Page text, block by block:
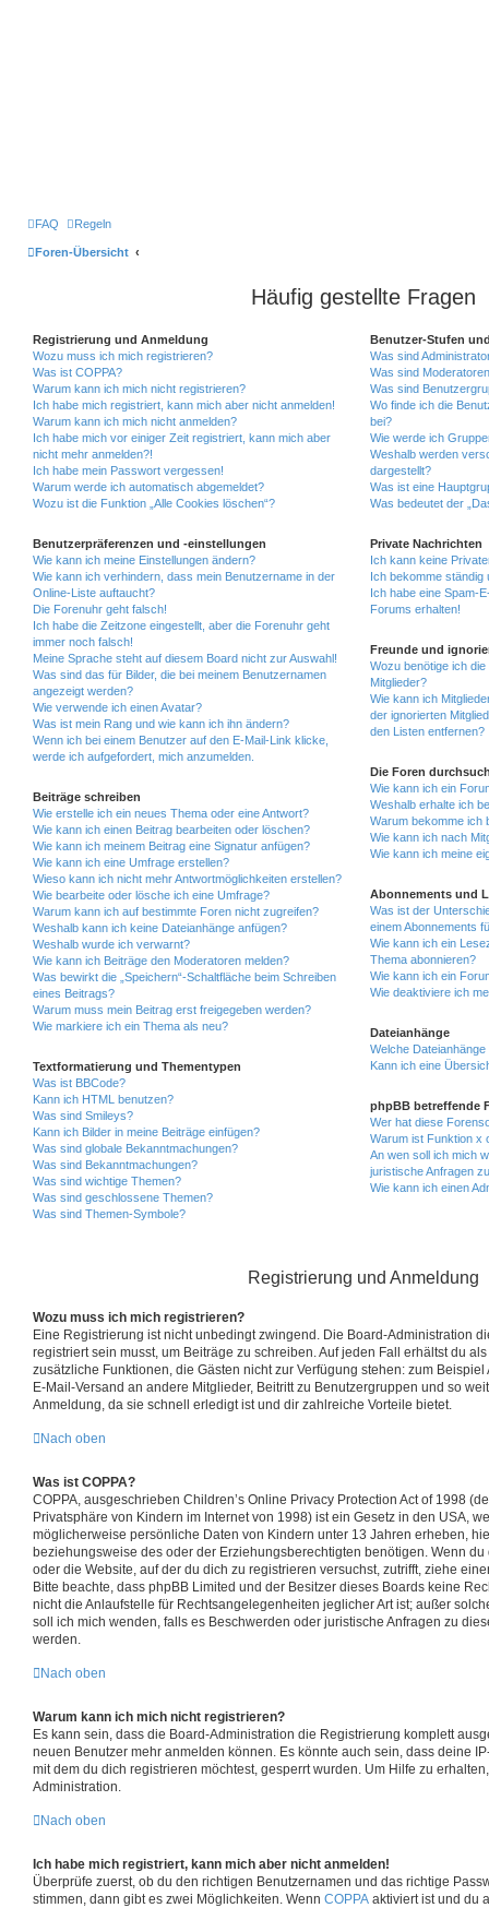
FAQ Regeln
Foren-Übersicht
Häufig gestellte Fragen
Registrierung und Anmeldung
Wozu muss ich mich registrieren?
Was ist COPPA?
Warum kann ich mich nicht registrieren?
Ich habe mich registriert, kann mich aber nicht anmelden!
Warum kann ich mich nicht anmelden?
Ich habe mich vor einiger Zeit registriert, kann mich aber
nicht mehr anmelden?!
Ich habe mein Passwort vergessen!
Warum werde ich automatisch abgemeldet?
Wozu ist die Funktion „Alle Cookies löschen“?
Benutzerpräferenzen und -einstellungen
Wie kann ich meine Einstellungen ändern?
Wie kann ich verhindern, dass mein Benutzername in der
Online-Liste auftaucht?
Die Forenuhr geht falsch!
Ich habe die Zeitzone eingestellt, aber die Forenuhr geht
immer noch falsch!
Meine Sprache steht auf diesem Board nicht zur Auswahl!
Was sind das für Bilder, die bei meinem Benutzernamen
angezeigt werden?
Wie verwende ich einen Avatar?
Was ist mein Rang und wie kann ich ihn ändern?
Wenn ich bei einem Benutzer auf den E-Mail-Link klicke,
werde ich aufgefordert, mich anzumelden.
Beiträge schreiben
Wie erstelle ich ein neues Thema oder eine Antwort?
Wie kann ich einen Beitrag bearbeiten oder löschen?
Wie kann ich meinem Beitrag eine Signatur anfügen?
Wie kann ich eine Umfrage erstellen?
Wieso kann ich nicht mehr Antwortmöglichkeiten erstellen?
Wie bearbeite oder lösche ich eine Umfrage?
Warum kann ich auf bestimmte Foren nicht zugreifen?
Weshalb kann ich keine Dateianhänge anfügen?
Weshalb wurde ich verwarnt?
Wie kann ich Beiträge den Moderatoren melden?
Was bewirkt die „Speichern“-Schaltfläche beim Schreiben
eines Beitrags?
Warum muss mein Beitrag erst freigegeben werden?
Wie markiere ich ein Thema als neu?
Textformatierung und Thementypen
Was ist BBCode?
Kann ich HTML benutzen?
Was sind Smileys?
Kann ich Bilder in meine Beiträge einfügen?
Was sind globale Bekanntmachungen?
Was sind Bekanntmachungen?
Was sind wichtige Themen?
Was sind geschlossene Themen?
Was sind Themen-Symbole?
Benutzer-Stufen
Was sind
Was sind
Was sind
Wo finde ich die
bei?
Wie werde ich
Weshalb werden
dargestellt?
Was ist eine
Was bedeutet der
Private Nachrichten
Ich kann keine
Ich bekomme ständig
Ich habe eine Spam-
Forums erhalten!
Freunde und
Wozu benötige ich
Mitglieder?
Wie kann ich
der ignorierten
den Listen entfernen?
Die Foren
Wie kann ich ein
Weshalb erhalte ich
Warum bekomme ich
Wie kann ich nach
Wie kann ich meine
Abonnements und
Was ist der
einem Abonnements
Wie kann ich ein
Thema abonnieren?
Wie kann ich ein
Wie deaktiviere ich
Dateianhänge
Welche
Kann ich eine
phpBB betreffende
Wer hat diese
Warum ist Funktion x
An wen soll ich mich
juristische Anfragen
Wie kann ich einen
Registrierung und Anmeldung
Wozu muss ich mich registrieren?
Eine Registrierung ist nicht unbedingt zwingend. Die Board-Administration
registriert sein musst, um Beiträge zu schreiben. Auf jeden Fall erhältst du
zusätzliche Funktionen, die Gästen nicht zur Verfügung stehen: zum
E-Mail-Versand an andere Mitglieder, Beitritt zu Benutzergruppen und so
Anmeldung, da sie schnell erledigt ist und dir zahlreiche Vorteile bietet.
Nach oben
Was ist COPPA?
COPPA, ausgeschrieben Children’s Online Privacy Protection Act of 1998
Privatsphäre von Kindern im Internet von 1998) ist ein Gesetz in den USA,
möglicherweise persönliche Daten von Kindern unter 13 Jahren erheben,
beziehungsweise des oder der Erziehungsberechtigten benötigen. Wenn
oder die Website, auf der du dich zu registrieren versuchst, zutrifft, ziehe
Bitte beachte, dass phpBB Limited und der Besitzer dieses Boards keine
nicht die Anlaufstelle für Rechtsangelegenheiten jeglicher Art ist; außer
soll ich mich wenden, falls es Beschwerden oder juristische Anfragen zu
werden.
Nach oben
Warum kann ich mich nicht registrieren?
Es kann sein, dass die Board-Administration die Registrierung komplett
neuen Benutzer mehr anmelden können. Es könnte auch sein, dass deine
mit dem du dich registrieren möchtest, gesperrt wurden. Um Hilfe zu
Administration.
Nach oben
Ich habe mich registriert, kann mich aber nicht anmelden!
Überprüfe zuerst, ob du den richtigen Benutzernamen und das richtige
stimmen, dann gibt es zwei Möglichkeiten. Wenn COPPA aktiviert ist und du